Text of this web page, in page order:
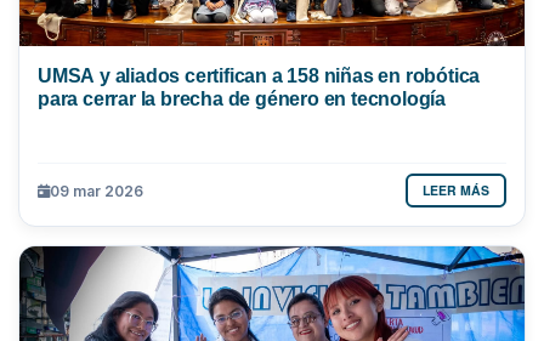
UMSA y aliados certifican a 158 niñas en robótica
para cerrar la brecha de género en tecnología
09 mar 2026 LEER MÁS